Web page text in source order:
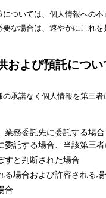
ついては、個人情報への
な場合は、速やかにこれを
および預託につい
承諾なく個人情報を第三者
業務委託先に委託する場合
託する場合、当該第三
すと判断された場合
る場合および許容される場
合